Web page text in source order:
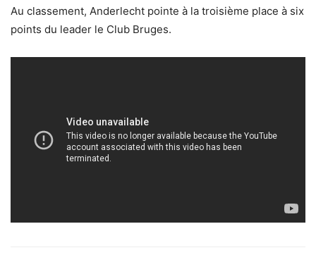
Au classement, Anderlecht pointe à la troisième place à six
points du leader le Club Bruges.